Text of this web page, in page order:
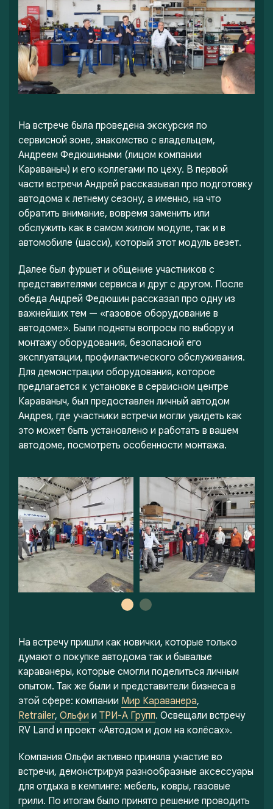
На встрече была проведена экскурсия по
сервисной зоне, знакомство с владельцем,
Андреем Федюшиными (лицом компании
Караваныч) и его коллегами по цеху. В первой
части встречи Андрей рассказывал про подготовку
автодома к летнему сезону, а именно, на что
обратить внимание, вовремя заменить или
обслужить как в самом жилом модуле, так и в
автомобиле (шасси), который этот модуль везет.
Далее был фуршет и общение участников с
представителями сервиса и друг с другом. После
обеда Андрей Федюшин рассказал про одну из
важнейших тем — «газовое оборудование в
автодоме». Были подняты вопросы по выбору и
монтажу оборудования, безопасной его
эксплуатации, профилактического обслуживания.
Для демонстрации оборудования, которое
предлагается к установке в сервисном центре
Караваныч, был предоставлен личный автодом
Андрея, где участники встречи могли увидеть как
это может быть установлено и работать в вашем
автодоме, посмотреть особенности монтажа.
На встречу пришли как новички, которые только
думают о покупке автодома так и бывалые
караванеры, которые смогли поделиться личным
опытом. Так же были и представители бизнеса в
этой сфере: компании Мир Караванера,
Retrailer, Ольфи и ТРИ-А Групп. Освещали встречу
RV Land и проект «Автодом и дом на колёсах».
Компания Ольфи активно приняла участие во
встречи, демонстрируя разнообразные аксессуары
для отдыха в кемпинге: мебель, ковры, газовые
грили. По итогам было принято решение проводить